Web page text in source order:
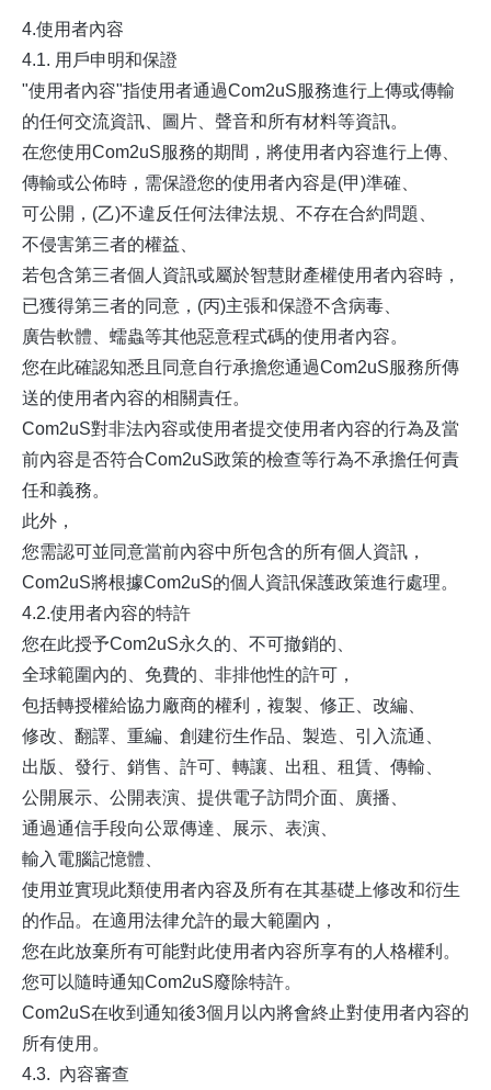
4.使用者內容
4.1. 用戶申明和保證
"使用者內容"指使用者通過Com2uS服務進行上傳或傳輸
的任何交流資訊、圖片、聲音和所有材料等資訊。
在您使用Com2uS服務的期間，將使用者內容進行上傳、
傳輸或公佈時，需保證您的使用者內容是(甲)準確、
可公開，(乙)不違反任何法律法規、不存在合約問題、
不侵害第三者的權益、
若包含第三者個人資訊或屬於智慧財產權使用者內容時，
已獲得第三者的同意，(丙)主張和保證不含病毒、
廣告軟體、蠕蟲等其他惡意程式碼的使用者內容。
您在此確認知悉且同意自行承擔您通過Com2uS服務所傳
送的使用者內容的相關責任。
Com2uS對非法內容或使用者提交使用者內容的行為及當
前內容是否符合Com2uS政策的檢查等行為不承擔任何責
任和義務。
此外，
您需認可並同意當前內容中所包含的所有個人資訊，
Com2uS將根據Com2uS的個人資訊保護政策進行處理。
4.2.使用者內容的特許
您在此授予Com2uS永久的、不可撤銷的、
全球範圍內的、免費的、非排他性的許可，
包括轉授權給協力廠商的權利，複製、修正、改編、
修改、翻譯、重編、創建衍生作品、製造、引入流通、
出版、發行、銷售、許可、轉讓、出租、租賃、傳輸、
公開展示、公開表演、提供電子訪問介面、廣播、
通過通信手段向公眾傳達、展示、表演、
輸入電腦記憶體、
使用並實現此類使用者內容及所有在其基礎上修改和衍生
的作品。在適用法律允許的最大範圍內，
您在此放棄所有可能對此使用者內容所享有的人格權利。
您可以隨時通知Com2uS廢除特許。
Com2uS在收到通知後3個月以內將會終止對使用者內容的
所有使用。
4.3. 內容審查